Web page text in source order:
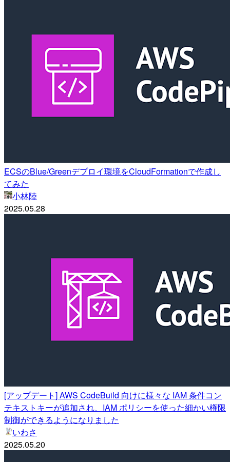
ECSのBlue/Greenデプロイ環境をCloudFormationで作成し
てみた
小林陸
2025.05.28
[アップデート] AWS CodeBuild 向けに様々な IAM 条件コン
テキストキーが追加され、IAM ポリシーを使った細かい権限
制御ができるようになりました
いわさ
2025.05.20